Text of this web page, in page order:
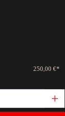
250,00 €*